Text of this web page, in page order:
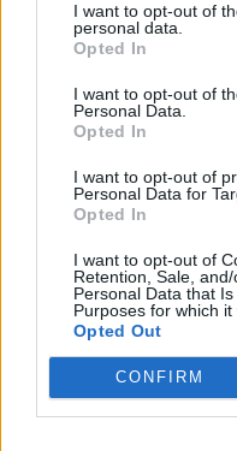
I want to opt-out of
personal data.
Opted In
I want to opt-out of
Personal Data.
Opted In
I want to opt-out of
Personal Data for
Opted In
I want to opt-out of
Retention, Sale,
Personal Data that
Purposes for which it
Opted Out
CONFIRM
αριθμός που
Αυτά τα
37.000
Ποσειδώνα
Ζώνης
σημερινό
παρελθόν
Ποσειδώνα
εξωτερικού